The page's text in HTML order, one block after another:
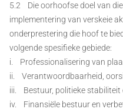
5.2 Die oorhoofse doel van
implementering van verskeie
onderprestering die hoof te
volgende spesifieke gebiede:
i. Professionalisering van
ii. Verantwoordbaarheid,
iii. Bestuur, politieke stabiliteit
iv. Finansiële bestuur en